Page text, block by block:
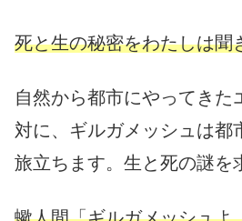
死と生の秘密をわたしは聞
自然から都市にやってきた
対に、ギルガメッシュは都
旅立ちます。生と死の謎を